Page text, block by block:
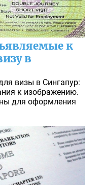
к
в
визы в Сингапур:
к изображению.
для оформления